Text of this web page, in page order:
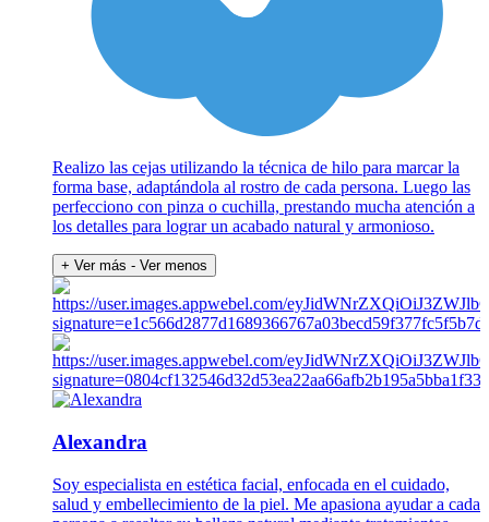
Realizo las cejas utilizando la técnica de hilo para marcar la
forma base, adaptándola al rostro de cada persona. Luego las
perfecciono con pinza o cuchilla, prestando mucha atención a
los detalles para lograr un acabado natural y armonioso.
+ Ver más - Ver menos
Alexandra
Soy especialista en estética facial, enfocada en el cuidado,
salud y embellecimiento de la piel. Me apasiona ayudar a cada